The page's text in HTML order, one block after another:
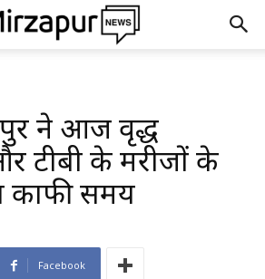
ने आज वृद्ध
टीबी के मरीजों के
काफी समय
Facebook